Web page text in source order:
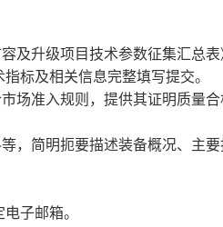
及升级项目技术参数征集汇总
标及相关信息完整填写提交。
场准入规则，提供其证明质量
，简明扼要描述装备概况、主要
子邮箱。